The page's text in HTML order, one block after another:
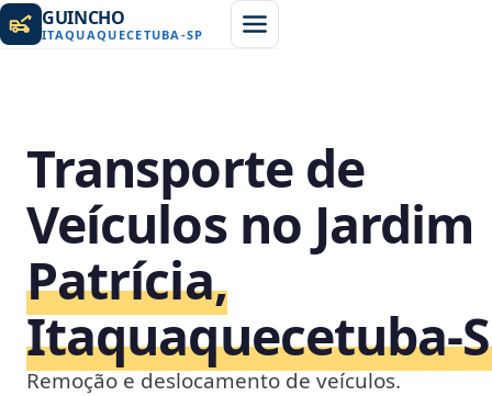
GUINCHO
ITAQUAQUECETUBA -SP
Transporte de
Veículos no Jardim
Patrícia,
Remoção e deslocamento de veículos.